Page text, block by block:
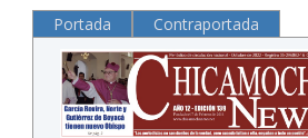
Portada Contraportada